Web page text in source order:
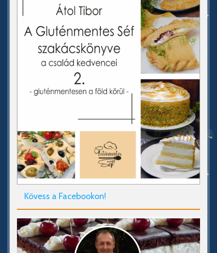
Kövess a Facebookon!